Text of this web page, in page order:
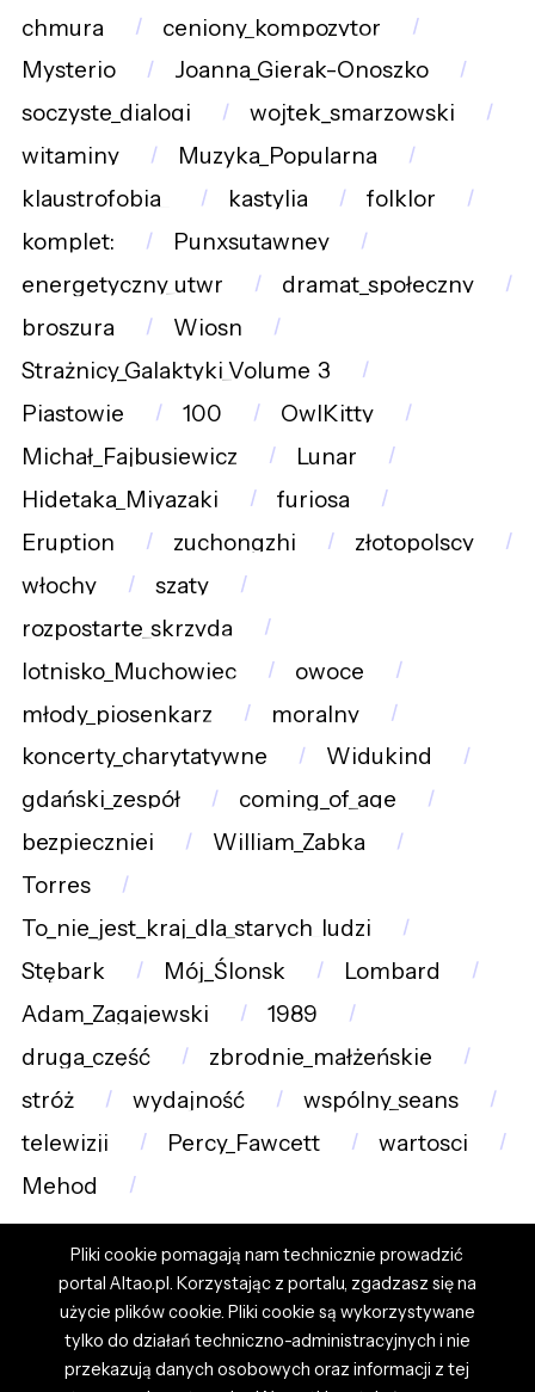
chmura
ceniony_kompozytor
Mysterio
Joanna_Gierak-Onoszko
soczyste_dialogi
wojtek_smarzowski
witaminy
Muzyka_Popularna
klaustrofobia_
kastylia
folklor
komplet:
Punxsutawney
energetyczny_utwr
dramat_społeczny
broszura
Wiosn
Strażnicy_Galaktyki_Volume_3
Piastowie
100
OwlKitty
Michał_Fajbusiewicz
Lunar
Hidetaka_Miyazaki
furiosa
Eruption
zuchongzhi
złotopolscy
włochy
szaty
rozpostarte_skrzyda
lotnisko_Muchowiec
owoce
młody_piosenkarz
moralny
koncerty_charytatywne
Widukind
gdański_zespół
coming_of_age
bezpieczniei
William_Zabka
Torres
To_nie_jest_kraj_dla_starych_ludzi
Stębark
Mój_Ślonsk
Lombard
Adam_Zagajewski
1989
druga_część
zbrodnie_małżeńskie
stróż
wydajność
wspólny_seans
telewizji
Percy_Fawcett
wartosci
Mehod
Pliki cookie pomagają nam technicznie prowadzić
portal Altao.pl. Korzystając z portalu, zgadzasz się na
użycie plików cookie. Pliki cookie są wykorzystywane
tylko do działań techniczno-administracyjnych i nie
przekazują danych osobowych oraz informacji z tej